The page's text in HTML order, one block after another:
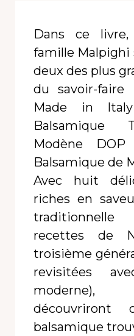
Dans ce
famille Malpighi
deux des plus
du savoir-
Made in
Balsamique
Modène
Balsamique de
Avec huit
riches en
recettes de
troisième
revisitées
moderne),
balsamique